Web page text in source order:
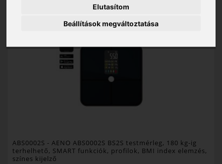
Elutasítom
Beállítások megváltoztatása
ABS0002S - AENO ABS0002S BS2S testmérleg, 180 kg-ig
terhelhető, SMART funkciók, profilok, BMI index elemzés,
színes kijelző